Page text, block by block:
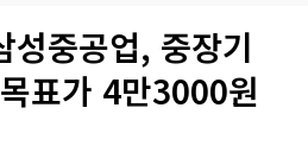
성중공업, 중장기
표가 4만3000원